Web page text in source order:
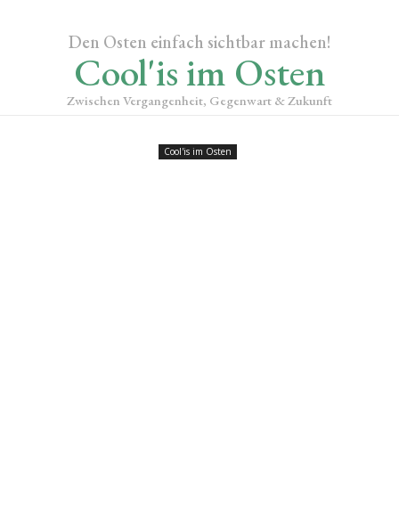
Den Osten einfach sichtbar machen!
Cool'is im Osten
Zwischen Vergangenheit, Gegenwart & Zukunft
Cool'is im Osten